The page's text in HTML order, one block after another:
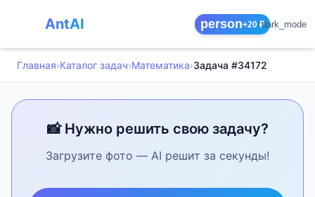
AntAI person+20 ₽dark_mode
Главная›Каталог задач›Математика›Задача #34172
📸 Нужно решить свою задачу?
Загрузите фото — AI решит за секунды!